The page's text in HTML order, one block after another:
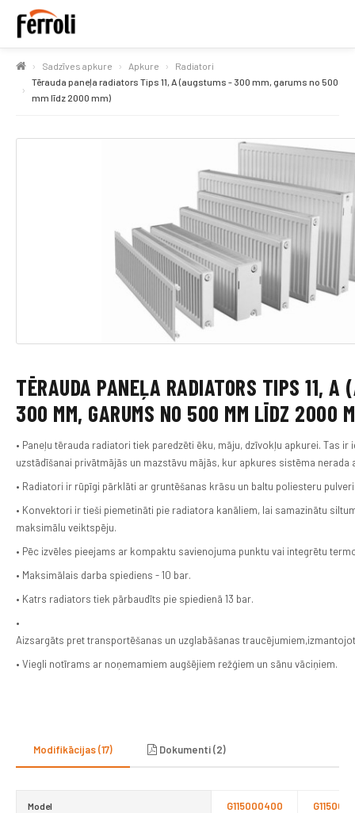
Sadzīves apkure Apkure
Radiatori
Tērauda paneļa radiators Tips 11, A (augstums - 300 mm, garums no 500
mm līdz 2000 mm)
TĒRAUDA PANEĻA RADIATORS TIPS 11, A
300 MM, GARUMS NO 500 MM LĪDZ 2000
• Paneļu tērauda radiatori tiek paredzēti ēku, māju, dzīvokļu apkurei. Tas
uzstādīšanai privātmājās un mazstāvu mājās, kur apkures sistēma nerada
• Radiatori ir rūpīgi pārklāti ar gruntēšanas krāsu un baltu poliesteru pulveri
• Konvektori ir tieši piemetināti pie radiatora kanāliem, lai samazinātu
maksimālu veiktspēju.
• Pēc izvēles pieejams ar kompaktu savienojuma punktu vai integrētu
• Maksimālais darba spiediens - 10 bar.
• Katrs radiators tiek pārbaudīts pie spiedienā 13 bar.
•
Aizsargāts pret transportēšanas un uzglabāšanas
• Viegli notīrams ar noņemamiem augšējiem režģiem un sānu vāciņiem.
Modifikācijas (17) Dokumenti (2)
Model G115000400